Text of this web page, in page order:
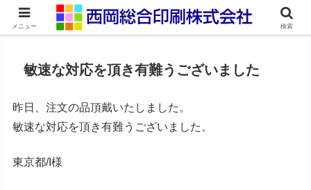
ネット印刷通販・オンデマンド印刷
敏速な対応を頂き有難うございました
昨日、注文の品頂戴いたしました。
敏速な対応を頂き有難うございました。
東京都/I様
メニュー 検索